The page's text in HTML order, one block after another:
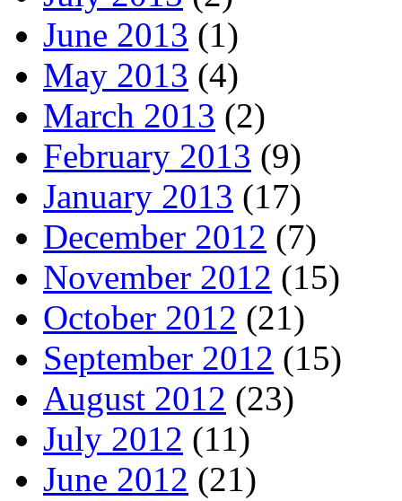
June 2013 (1)
May 2013 (4)
March 2013 (2)
February 2013 (9)
January 2013 (17)
December 2012 (7)
November 2012 (15)
October 2012 (21)
September 2012 (15)
August 2012 (23)
July 2012 (11)
June 2012 (21)